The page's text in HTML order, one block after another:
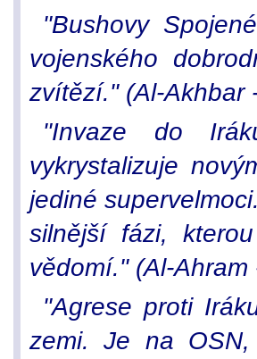
"Bushovy
vojenského
zvítězí." (Al-Akhbar
"Invaze do
vykrystalizuje
jediné
silnější fázi,
vědomí." (Al-Ahram
"Agrese proti
zemi. Je na